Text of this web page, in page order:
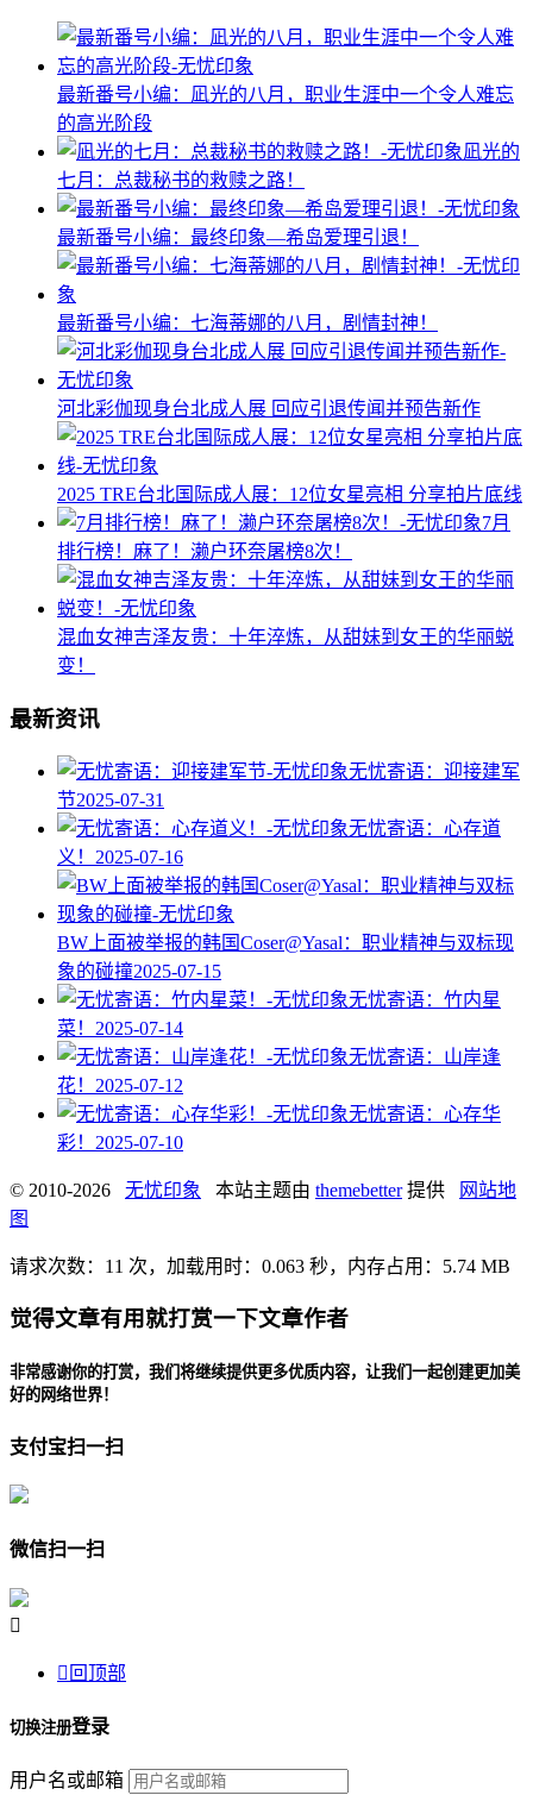
最新番号小编：凪光的八月，职业生涯中一个令人难忘
的高光阶段
凪光的
七月：总裁秘书的救赎之路！
最新番号小编：最终印象—希岛爱理引退！
最新番号小编：七海蒂娜的八月，剧情封神！
河北彩伽现身台北成人展 回应引退传闻并预告新作
2025 TRE台北国际成人展：12位女星亮相 分享拍片底线
7月
排行榜！麻了！濑户环奈屠榜8次！
混血女神吉泽友贵：十年淬炼，从甜妹到女王的华丽蜕
变​！
最新资讯
无忧寄语：迎接建军
节2025-07-31
无忧寄语：心存道
义！ 2025-07-16
BW上面被举报的韩国Coser@Yasal：职业精神与双标现
象的碰撞​2025-07-15
无忧寄语：竹内星
菜！ 2025-07-14
无忧寄语：山岸逢
花！ 2025-07-12
无忧寄语：心存华
彩！ 2025-07-10
© 2010-2026 无忧印象 本站主题由 themebetter提供
网站地
图
请求次数：11 次，加载用时：0.063 秒，内存占用：5.74 MB
觉得文章有用就打赏一下文章作者
非常感谢你的打赏，我们将继续提供更多优质内容，让我们一起创建更加美
好的网络世界！
支付宝扫一扫
微信扫一扫

 回顶部
切换注册登录
用户名或邮箱